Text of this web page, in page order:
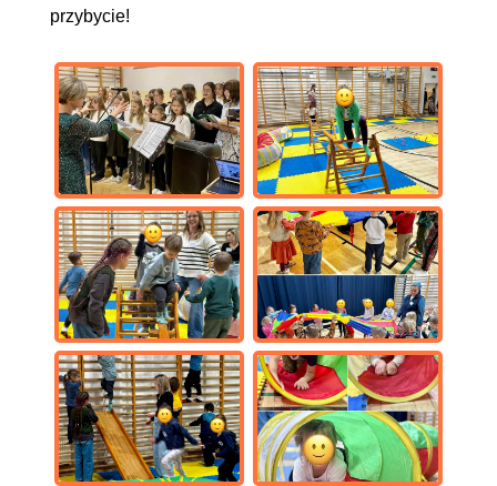
przybycie!